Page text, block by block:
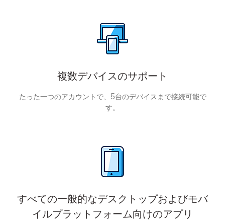
複数デバイスのサポート
たった一つのアカウントで、5台のデバイスまで接続可能で
す。
すべての一般的なデスクトップおよびモバ
イルプラットフォーム向けのアプリ